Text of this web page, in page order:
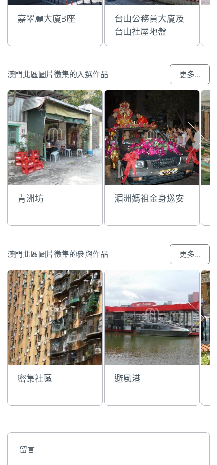
嘉翠麗大廈B座
台山公務員大廈及
台山社屋地盤
澳門北區圖片徵集的入選作品 更多...
青洲坊 湄洲媽祖金身巡安
澳門北區圖片徵集的參與作品 更多...
密集社區 避風港
留言